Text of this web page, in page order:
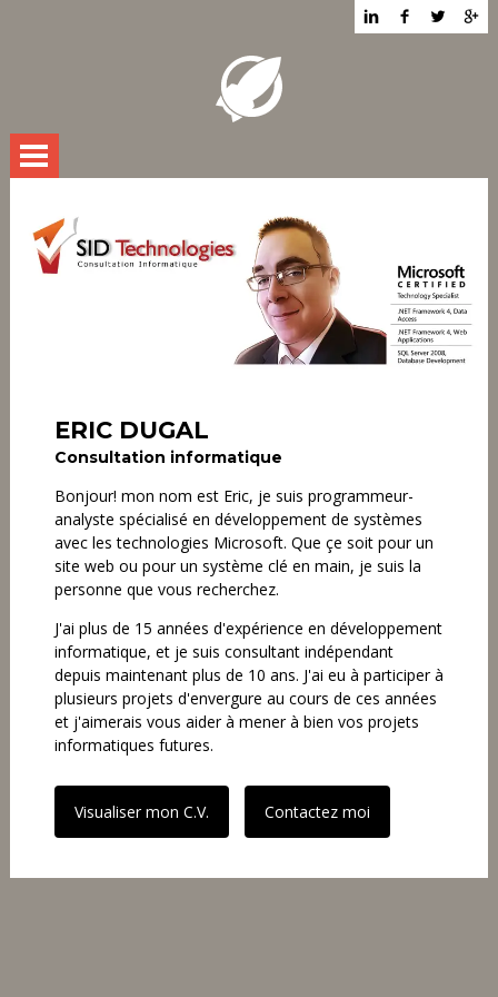
RÉALISATIONS
CURRICULUM VITAE
CONTACT
ERIC DUGAL
Consultation informatique
Bonjour! mon nom est Eric, je suis programmeur-
analyste spécialisé en développement de systèmes
avec les technologies Microsoft. Que çe soit pour un
site web ou pour un système clé en main, je suis la
personne que vous recherchez.
J'ai plus de 15 années d'expérience en développement
informatique, et je suis consultant indépendant
depuis maintenant plus de 10 ans. J'ai eu à participer à
plusieurs projets d'envergure au cours de ces années
et j'aimerais vous aider à mener à bien vos projets
informatiques futures.
Visualiser mon C.V. Contactez moi